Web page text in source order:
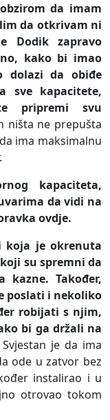
da imam
da otkrivam ni
Dodik zapravo
kako bi imao
dolazi da obiđe
sve kapacitete,
pripremi svu
ništa ne prepušta
ima maksimalnu
kapaciteta,
da vidi na
ovdje.
koja je okrenuta
su spremni da
Također,
poslati i nekoliko
robijati s njim,
bi ga držali na
Svjestan je da ima
ode u zatvor bez
instalirao i u
otrovao tokom